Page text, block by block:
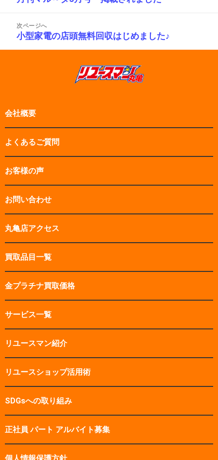
投
稿:
次ページへ
次
の
小型家電の店頭無料回収はじめました♪
会社概要
よくあるご質問
お客様の声
お問い合わせ
丸亀店アクセス
買取品目一覧
金プラチナ買取価格
サービス一覧
リユースマン紹介
リユースショップ活用術
SDGsへの取り組み
正社員 パート アルバイト募集